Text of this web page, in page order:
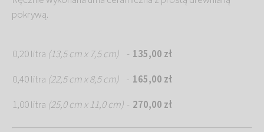
pokrywą.
0,20 litra (13,5 cm x 7,5 cm) - 135,00 zł
0,40 litra (22,5 cm x 8,5 cm) - 165,00 zł
1,00 litra (25,0 cm x 11,0 cm) - 270,00 zł